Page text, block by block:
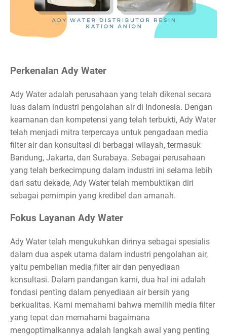
Perkenalan Ady Water
Ady Water adalah perusahaan yang telah dikenal secara
luas dalam industri pengolahan air di Indonesia. Dengan
keamanan dan kompetensi yang telah terbukti, Ady Water
telah menjadi mitra terpercaya untuk pengadaan media
filter air dan konsultasi di berbagai wilayah, termasuk
Bandung, Jakarta, dan Surabaya. Sebagai perusahaan
yang telah berkecimpung dalam industri ini selama lebih
dari satu dekade, Ady Water telah membuktikan diri
sebagai pemimpin yang kredibel dan amanah.
Fokus Layanan Ady Water
Ady Water telah mengukuhkan dirinya sebagai spesialis
dalam dua aspek utama dalam industri pengolahan air,
yaitu pembelian media filter air dan penyediaan
konsultasi. Dalam pandangan kami, dua hal ini adalah
fondasi penting dalam penyediaan air bersih yang
berkualitas. Kami memahami bahwa memilih media filter
yang tepat dan memahami bagaimana
mengoptimalkannya adalah langkah awal yang penting